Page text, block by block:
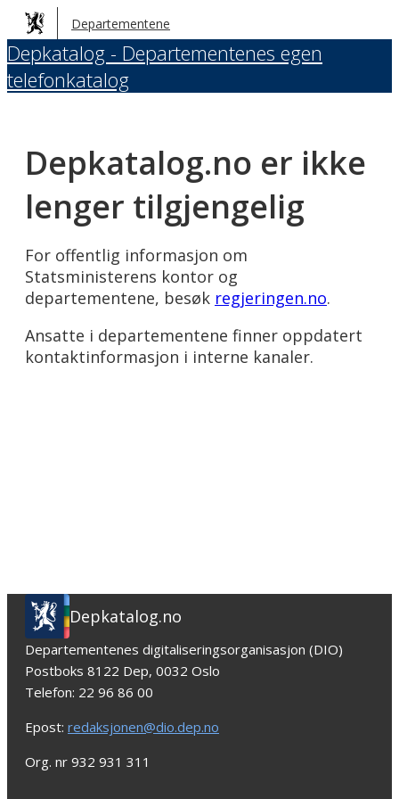
Hopp
til
hovedinnhold
Departementene
Depkatalog - Departementenes egen
telefonkatalog
Depkatalog.no er ikke
lenger tilgjengelig
For offentlig informasjon om
Statsministerens kontor og
departementene, besøk regjeringen.no.
Ansatte i departementene finner oppdatert
kontaktinformasjon i interne kanaler.
Depkatalog.no
Departementenes digitaliseringsorganisasjon (DIO)
Postboks 8122 Dep, 0032 Oslo
Telefon: 22 96 86 00
Epost: redaksjonen@dio.dep.no
Org. nr 932 931 311